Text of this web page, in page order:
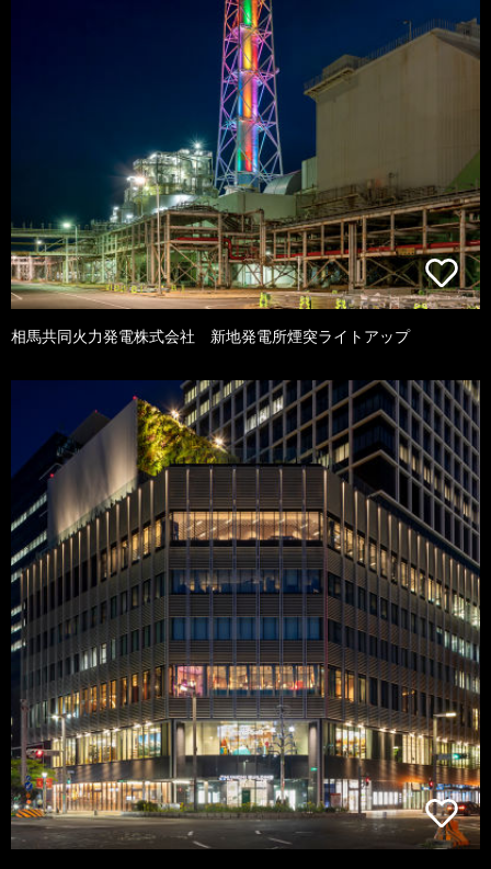
相馬共同火力発電株式会社 新地発電所煙突ライトアップ